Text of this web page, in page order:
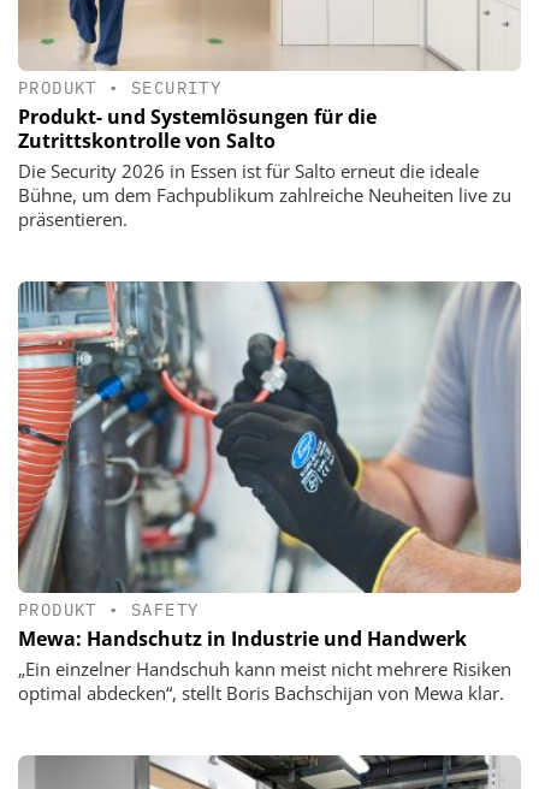
PRODUKT • SECURITY
Produkt- und Systemlösungen für die
Zutrittskontrolle von Salto
Die Security 2026 in Essen ist für Salto erneut die ideale
Bühne, um dem Fachpublikum zahlreiche Neuheiten live zu
präsentieren.
PRODUKT • SAFETY
Mewa: Handschutz in Industrie und Handwerk
„Ein einzelner Handschuh kann meist nicht mehrere Risiken
optimal abdecken“, stellt Boris Bachschijan von Mewa klar.